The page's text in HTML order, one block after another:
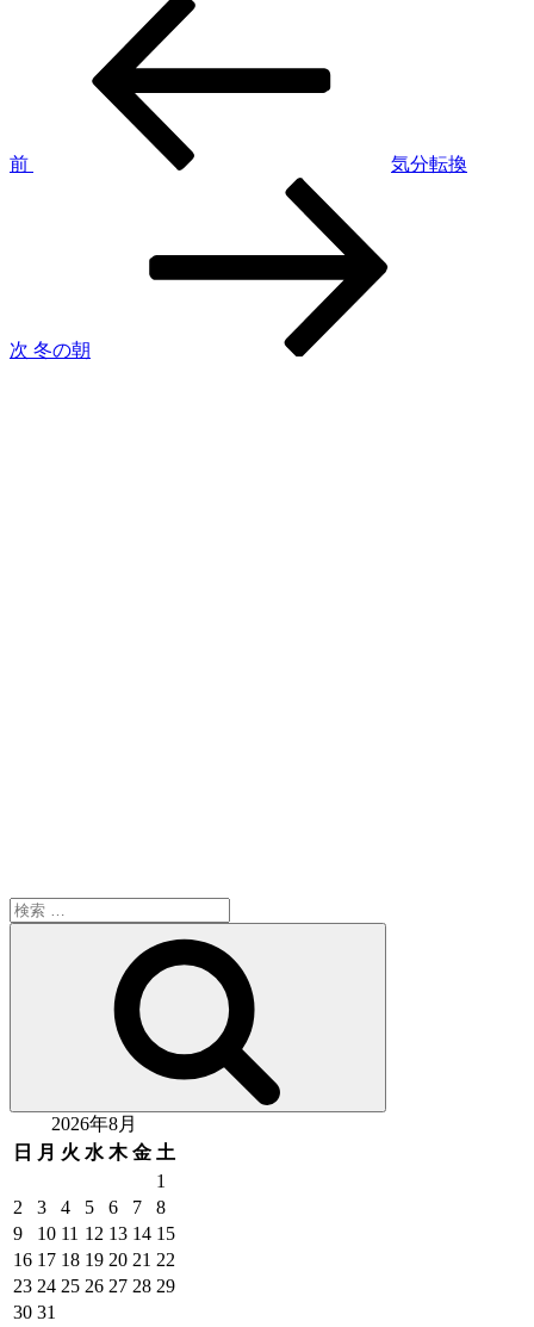
ゲ
前
気分転換
次 冬の朝
検
索:
2026年8月
日
月 火 水 木 金 土
1
2
3 4 5 6 7
8
9
10 11 12 13 14 15
16 17 18 19 20 21 22
23 24 25 26 27 28 29
30 31